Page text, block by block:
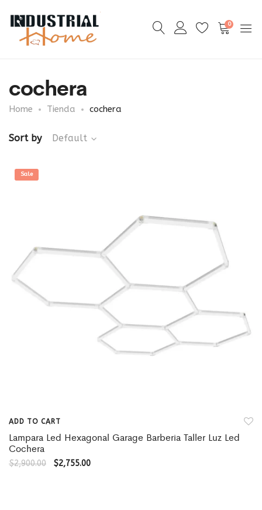
0
cochera
Home Tienda cochera
Sort by Default
Sale
ADD TO CART
Lampara Led Hexagonal Garage Barberia Taller Luz Led
Cochera
$2,900.00 $2,755.00